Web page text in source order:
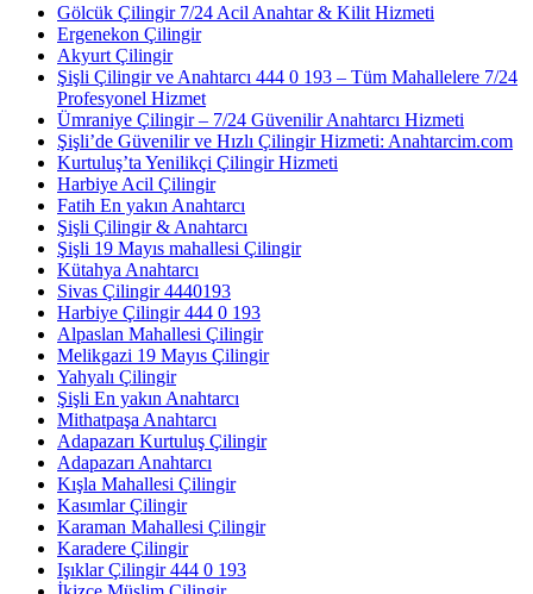
Gölcük Çilingir 7/24 Acil Anahtar & Kilit Hizmeti
Ergenekon Çilingir
Akyurt Çilingir
Şişli Çilingir ve Anahtarcı 444 0 193 – Tüm Mahallelere 7/24
Profesyonel Hizmet
Ümraniye Çilingir – 7/24 Güvenilir Anahtarcı Hizmeti
Şişli’de Güvenilir ve Hızlı Çilingir Hizmeti: Anahtarcim.com
Kurtuluş’ta Yenilikçi Çilingir Hizmeti
Harbiye Acil Çilingir
Fatih En yakın Anahtarcı
Şişli Çilingir & Anahtarcı
Şişli 19 Mayıs mahallesi Çilingir
Kütahya Anahtarcı
Sivas Çilingir 4440193
Harbiye Çilingir 444 0 193
Alpaslan Mahallesi Çilingir
Melikgazi 19 Mayıs Çilingir
Yahyalı Çilingir
Şişli En yakın Anahtarcı
Mithatpaşa Anahtarcı
Adapazarı Kurtuluş Çilingir
Adapazarı Anahtarcı
Kışla Mahallesi Çilingir
Kasımlar Çilingir
Karaman Mahallesi Çilingir
Karadere Çilingir
Işıklar Çilingir 444 0 193